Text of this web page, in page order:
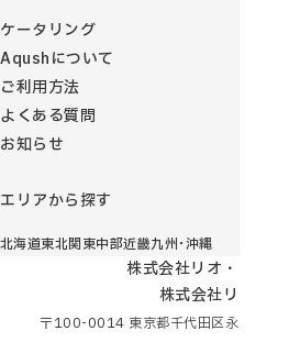
ケータリング
Aqushについて
ご利用方法
よくある質問
お知らせ
エリアから探す
北海道東北関東中部近畿九州･沖縄
株式会社リオ・コンサ
株式会社リオ・ホ
〒100-0014 東京都千代田区永田町2-